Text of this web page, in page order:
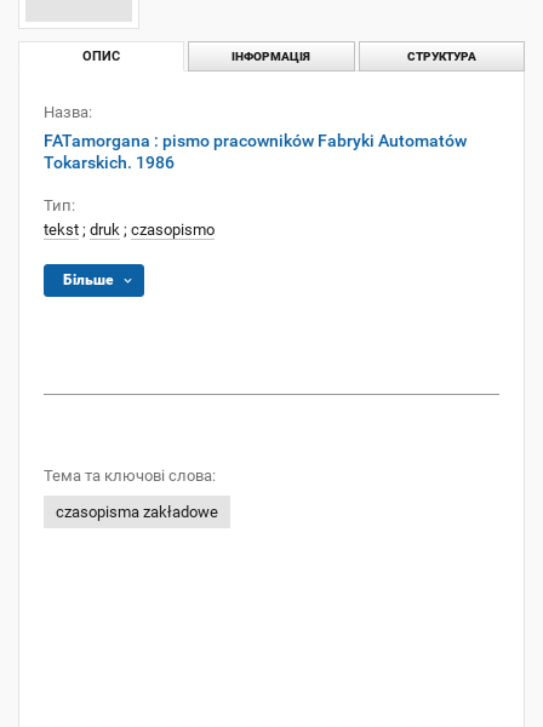
ОПИС ІНФОРМАЦІЯ СТРУКТУРА
Назва:
FATamorgana : pismo pracowników Fabryki Automatów
Tokarskich. 1986
Тип:
tekst ; druk ; czasopismo
Більше
Тема та ключові слова:
czasopisma zakładowe